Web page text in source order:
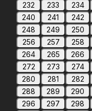
232
233 234
240
241 242
248
249 250
256
257 258
264
265 266
272
273 274
280
281 282
288
289 290
296
297 298